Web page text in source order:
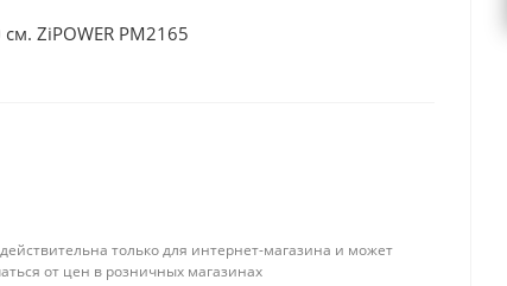
ZiPOWER PM2165
только для интернет-магазина и может
от цен в розничных магазинах